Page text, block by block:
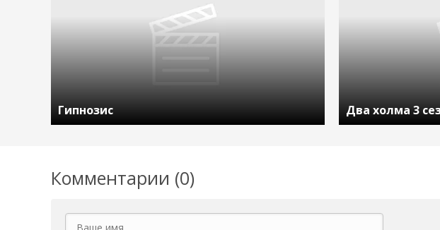
Гипнозис Два холма 3
Комментарии (0)